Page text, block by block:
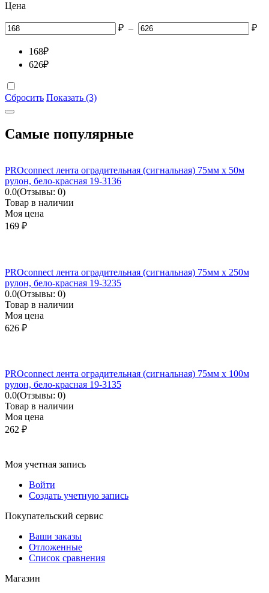
Цена
₽ – ₽
168₽
626₽
Сбросить Показать (3)
Самые популярные
PROconnect лента оградительная (сигнальная) 75мм х 50м
рулон, бело-красная 19-3136
0.0(Отзывы: 0)
Товар в наличии
Моя цена
169 ₽
PROconnect лента оградительная (сигнальная) 75мм х 250м
рулон, бело-красная 19-3235
0.0(Отзывы: 0)
Товар в наличии
Моя цена
626 ₽
PROconnect лента оградительная (сигнальная) 75мм х 100м
рулон, бело-красная 19-3135
0.0(Отзывы: 0)
Товар в наличии
Моя цена
262 ₽
Моя учетная запись
Войти
Создать учетную запись
Покупательский сервис
Ваши заказы
Отложенные
Список сравнения
Магазин